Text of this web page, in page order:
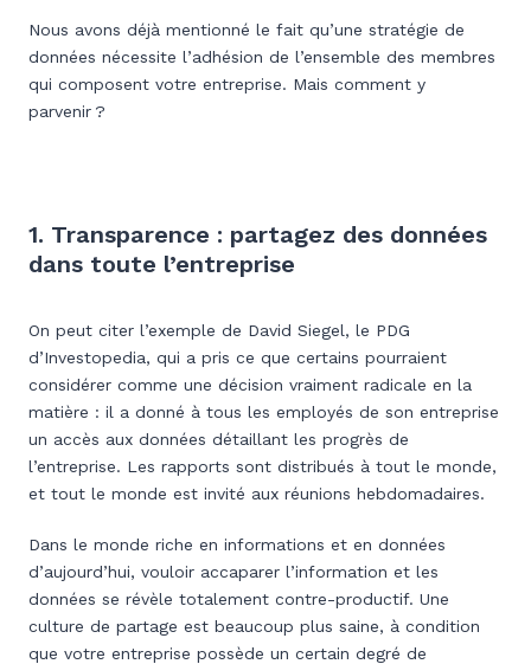
Nous avons déjà mentionné le fait qu’une stratégie de
données nécessite l’adhésion de l’ensemble des membres
qui composent votre entreprise. Mais comment y
parvenir ?
1. Transparence : partagez des données
dans toute l’entreprise
On peut citer l’exemple de David Siegel, le PDG
d’Investopedia, qui a pris ce que certains pourraient
considérer comme une décision vraiment radicale en la
matière : il a donné à tous les employés de son entreprise
un accès aux données détaillant les progrès de
l’entreprise. Les rapports sont distribués à tout le monde,
et tout le monde est invité aux réunions hebdomadaires.
Dans le monde riche en informations et en données
d’aujourd’hui, vouloir accaparer l’information et les
données se révèle totalement contre-productif. Une
culture de partage est beaucoup plus saine, à condition
que votre entreprise possède un certain degré de